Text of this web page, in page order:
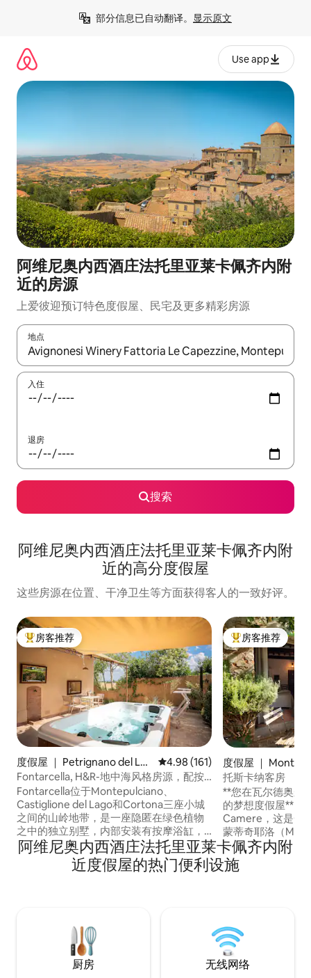
部分信息已自动翻译。 显示原文
Use app
阿维尼奥内西酒庄法托里亚莱卡佩齐内附
近的房源
上爱彼迎预订特色度假屋、民宅及更多精彩房源
地点
如有搜索结果，请使用上下方向键查看，或通过点击或滑动手势
入住
退房
搜索
阿维尼奥内西酒庄法托里亚莱卡佩齐内附
近的高分度假屋
这些房源在位置、干净卫生等方面获得客人的一致好评。
热门「房客推荐」
房客推荐
度假屋 ｜ Petrignano del Lag
o
平均评分 4.98 分（满分 5 分），
4.98 (161)
Fontarcella, H&R-地中海风格房源，配按
摩浴缸
Fontarcella位于Montepulciano、
Castiglione del Lago和Cortona三座小城
之间的山岭地带，是一座隐匿在绿色植物
之中的独立别墅，内部安装有按摩浴缸，
并设有私人停车场； 您将会发现一个永恒
的地方，与您共享珍贵的时刻。 别墅的内
部装饰采用了地中海风格，配备有空调和
热门「房客推荐」
房客推荐
度假屋 ｜
托斯卡纳客房
**您在瓦尔德奥尔
的梦想度假屋** 欢迎来到In Toscana
Camere，这是一
蒙蒂奇耶洛（
这是一个充满魅力
庄。这栋房子周围
现代舒适，在传统
阿维尼奥内西酒庄法托里亚莱卡佩齐内附
近度假屋的热门便利设施
厨房 无线网络